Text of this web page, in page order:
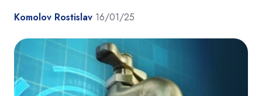
Komolov Rostislav 16/01/25